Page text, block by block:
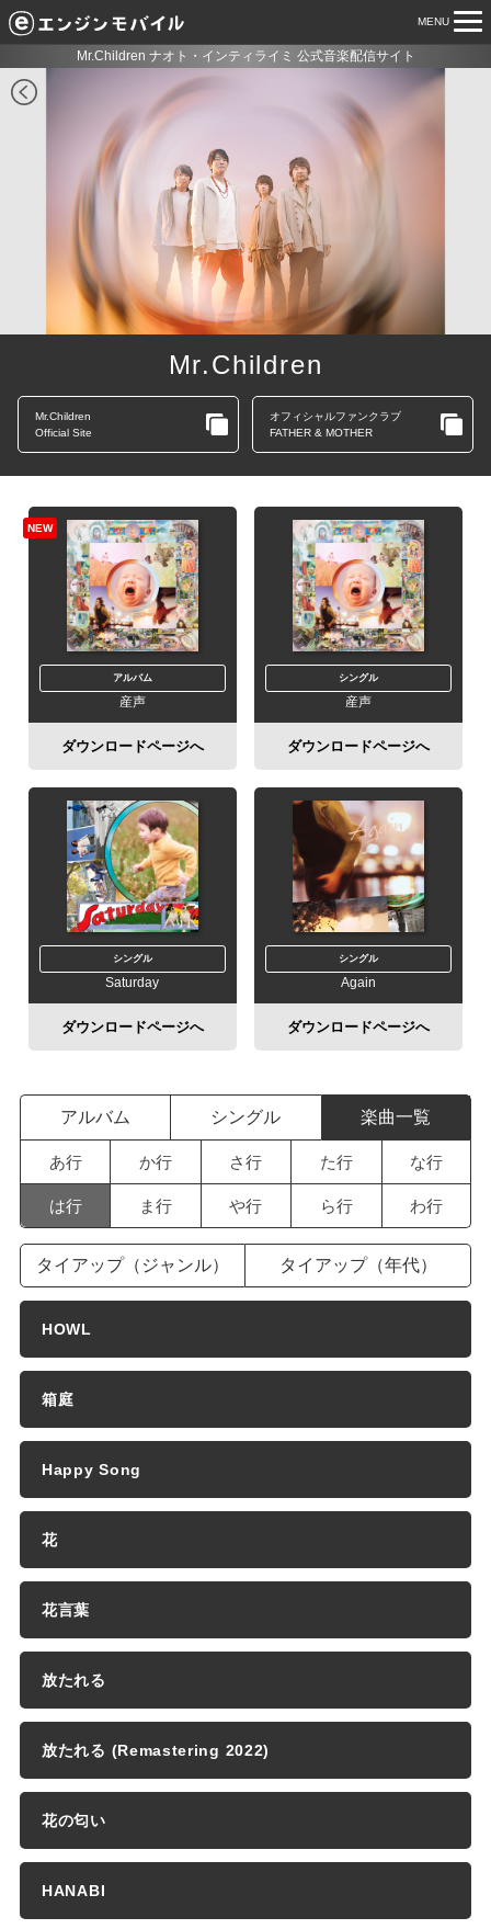
MENU
Mr.Children ナオト・インティライミ 公式音楽配信サイト
Mr.Children
Mr.Children
Official Site
オフィシャルファンクラブ
FATHER & MOTHER
NEW
アルバム
産声
ダウンロードページへ
シングル
産声
ダウンロードページへ
シングル
Saturday
ダウンロードページへ
シングル
Again
ダウンロードページへ
アルバム シングル 楽曲一覧
あ行 か行 さ行 た行 な行
は行 ま行 や行 ら行 わ行
タイアップ（ジャンル） タイアップ（年代）
HOWL
箱庭
Happy Song
花
花言葉
放たれる
放たれる (Remastering 2022)
花の匂い
HANABI